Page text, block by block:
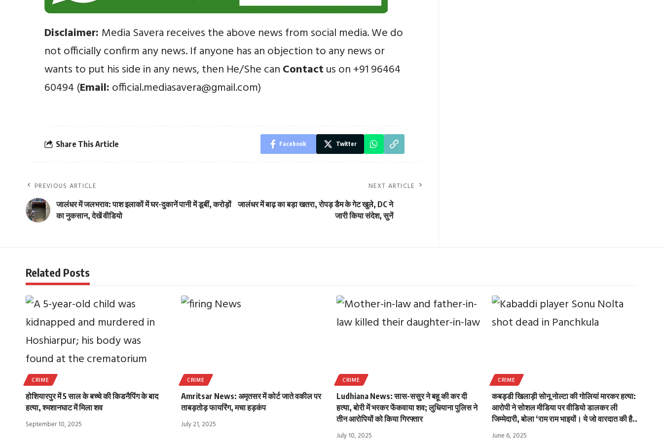
Disclaimer: Media Savera receives the above news from social media. We do
not officially confirm any news. If anyone has an objection to any news or
wants to put his side in any news, then He/She can Contact us on +91 96464
60494 (Email: official.mediasavera@gmail.com)
Share This Article Facebook Twitter
PREVIOUS ARTICLE
जालंधर में जलभराव: पाश इलाकों में घर-दुकानें पानी में डूबीं, करोड़ों
का नुकसान, देखें वीडियो
NEXT ARTICLE
जालंधर में बाढ़ का बड़ा खतरा, रोपड़ डैम के गेट खुले, DC ने
जारी किया संदेश, सुनें
Related Posts
CRIME
होशियारपुर में 5 साल के बच्चे की किडनैपिंग के बाद
हत्या, श्मशानघाट में मिला शव
September 10, 2025
CRIME
Amritsar News: अमृतसर में कोर्ट जाते वकील पर
ताबड़तोड़ फायरिंग, मचा हड़कंप
July 21, 2025
CRIME
Ludhiana News: सास-ससुर ने बहू की कर दी
हत्या, बोरी में भरकर फेंकवाया शव; लुधियाना पुलिस ने
तीन आरोपियों को किया गिरफ्तार
July 10, 2025
CRIME
कबड्डी खिलाड़ी सोनू नोल्टा की गोलियां मारकर हत्या:
आरोपी ने सोशल मीडिया पर वीडियो डालकर ली
जिम्मेदारी, बोला ‘राम राम भाइयों। ये जो वारदात की है..
June 6, 2025